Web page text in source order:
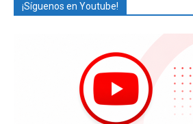
¡Síguenos en Youtube!